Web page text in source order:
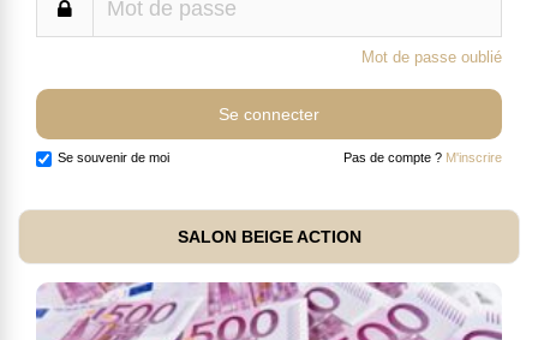
Mot de passe oublié
Se souvenir de moi Pas de compte ? M'inscrire
SALON BEIGE ACTION